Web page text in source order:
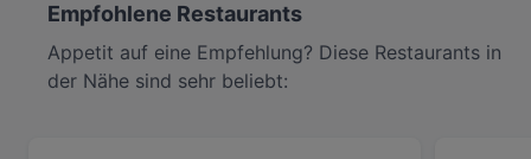
Empfohlene Restaurants
Appetit auf eine Empfehlung? Diese Restaurants in
der Nähe sind sehr beliebt: